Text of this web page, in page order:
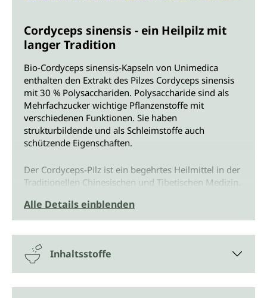
Cordyceps sinensis - ein Heilpilz mit
langer Tradition
Bio-Cordyceps sinensis-Kapseln von Unimedica
enthalten den Extrakt des Pilzes Cordyceps sinensis
mit 30 % Polysacchariden. Polysaccharide sind als
Mehrfachzucker wichtige Pflanzenstoffe mit
verschiedenen Funktionen. Sie haben
strukturbildende und als Schleimstoffe auch
schützende Eigenschaften.
Der Cordyceps-Pilz ist ein begehrtes Heilmittel in der
Traditionellen Chinesischen und Tibetischen Medizin.
Einsatzgebiete angewendet. Idealerweise wird er
morgens eingenommen. Neben Vitaminen,
Mineralstoffen und Spurenelementen enthält der
Cordyceps Beta-Glucane und Aminosäuren.
Was bedeutet CS-4-Extrakt?
Alle Details einblenden
Inhaltsstoffe